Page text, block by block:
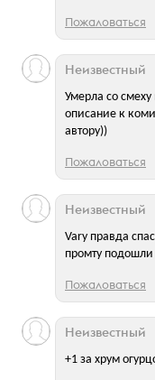
Пожаловаться
Умерла со
описание к
автору))
Неизвестный
Пожаловаться
Vary правда
промту
Неизвестный
Пожаловаться
+1 за хрум
Неизвестный